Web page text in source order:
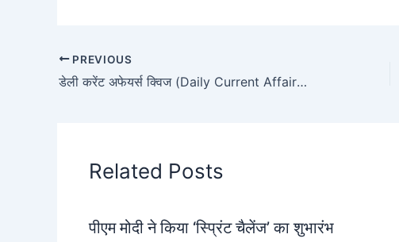
PREVIOUS
डेली करेंट अफेयर्स क्विज (Daily Current Affairs Quiz) 4 जनवरी 2023
Related Posts
पीएम मोदी ने किया ‘स्प्रिंट चैलेंज’ का शुभारंभ